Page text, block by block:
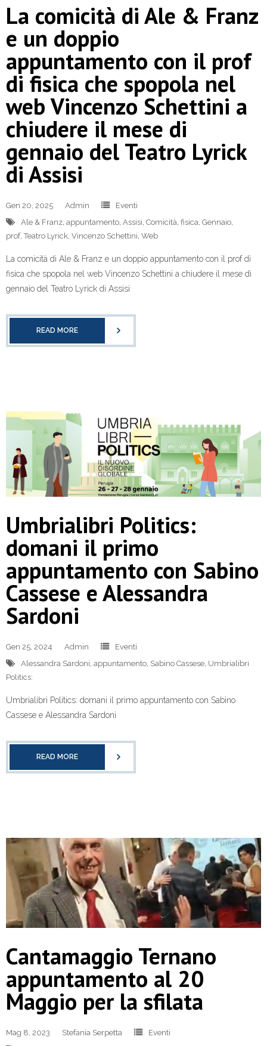
La comicità di Ale & Franz
e un doppio
appuntamento con il prof
di fisica che spopola nel
web Vincenzo Schettini a
chiudere il mese di
gennaio del Teatro Lyrick
di Assisi
Gen 20, 2025 Admin
Eventi
Ale & Franz, appuntamento, Assisi, Comicità, fisica, Gennaio,
prof,Teatro Lyrick, Vincenzo Schettini, Web
La comicità di Ale & Franz e un doppio appuntamento con il prof di
fisica che spopola nel web Vincenzo Schettini a chiudere il mese di
gennaio del Teatro Lyrick di Assisi
READ MORE
Umbrialibri Politics:
domani il primo
appuntamento con Sabino
Cassese e Alessandra
Sardoni
Gen 25, 2024 Admin
Eventi
Alessandra Sardoni appuntamento Sabino Cassese Umbrialibri
Politics:
Umbrialibri Politics: domani il primo appuntamento con Sabino
Cassese e Alessandra Sardoni
READ MORE
Cantamaggio Ternano
appuntamento al 20
Maggio per la sfilata
Mag 8, 2023 Stefania Serpetta
Eventi